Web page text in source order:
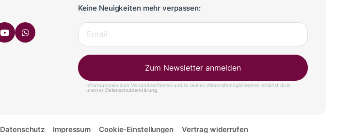
Keine Neuigkeiten mehr verpassen:
Zum Newsletter anmelden
Informationen zum Versandverfahren und zu deinen Widerrufsmöglichkeiten erhältst du in
unserer Datenschutzerklärung.
Datenschutz Impressum Cookie-Einstellungen Vertrag widerrufen